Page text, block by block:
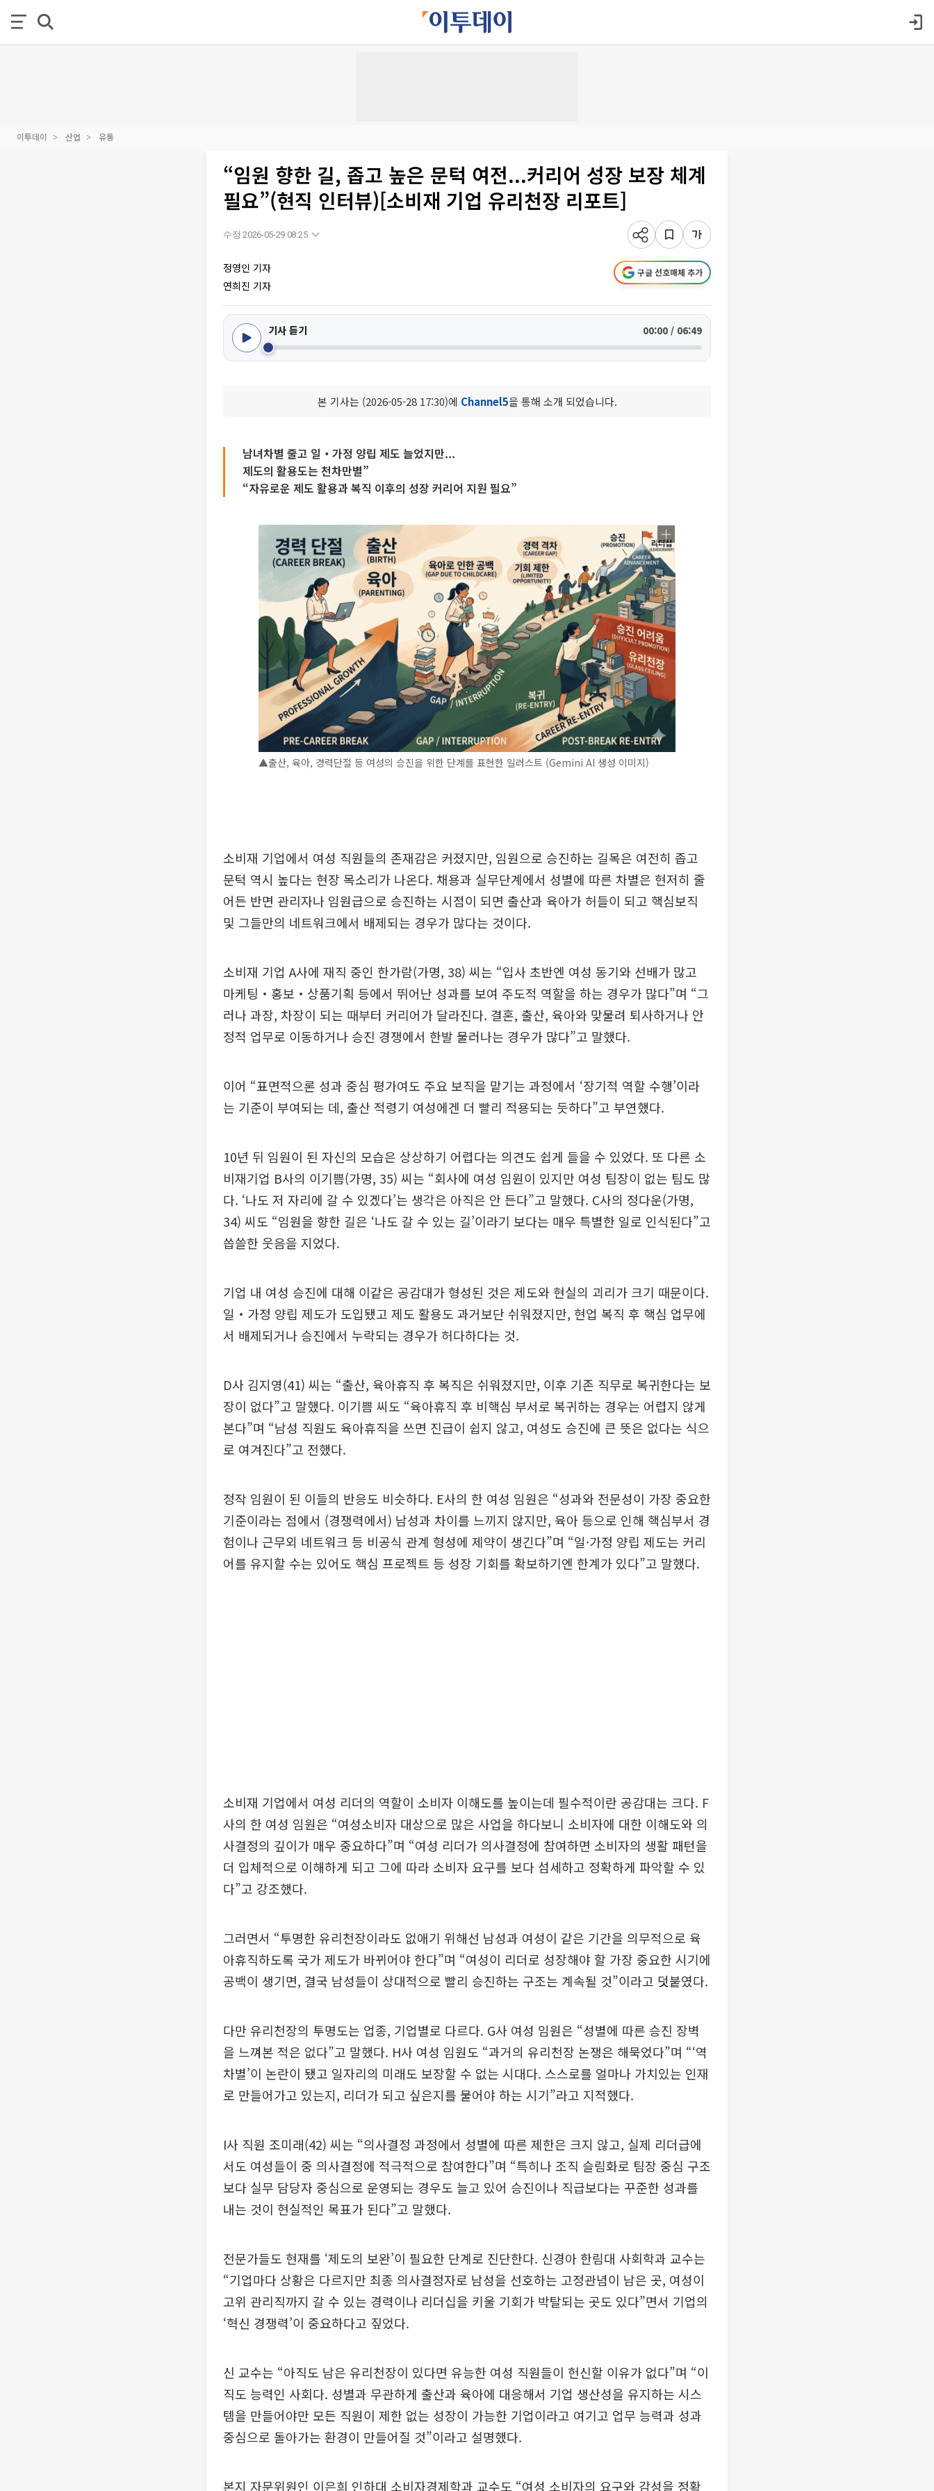
이투데이 산업 유통
“임원 향한 길, 좁고 높은 문턱 여전...커리어 성장 보장 체계
필요”(현직 인터뷰)[소비재 기업 유리천장 리포트]
수정 2026-05-29 08:25
정영인 기자
연희진 기자
구글 선호매체 추가
기사 듣기 00:00 / 06:49
본 기사는 (2026-05-28 17:30)에 Channel5을 통해 소개 되었습니다.
남녀차별 줄고 일‧가정 양립 제도 늘었지만...
제도의 활용도는 천차만별”
“자유로운 제도 활용과 복직 이후의 성장 커리어 지원 필요”
▲출산, 육아, 경력단절 등 여성의 승진을 위한 단계를 표현한 일러스트 (Gemini AI 생성 이미지)
소비재 기업에서 여성 직원들의 존재감은 커졌지만, 임원으로 승진하는 길목은 여전히 좁고
문턱 역시 높다는 현장 목소리가 나온다. 채용과 실무단계에서 성별에 따른 차별은 현저히 줄
어든 반면 관리자나 임원급으로 승진하는 시점이 되면 출산과 육아가 허들이 되고 핵심보직
및 그들만의 네트워크에서 배제되는 경우가 많다는 것이다.
소비재 기업 A사에 재직 중인 한가람(가명, 38) 씨는 “입사 초반엔 여성 동기와 선배가 많고
마케팅‧홍보‧상품기획 등에서 뛰어난 성과를 보여 주도적 역할을 하는 경우가 많다”며 “그
러나 과장, 차장이 되는 때부터 커리어가 달라진다. 결혼, 출산, 육아와 맞물려 퇴사하거나 안
정적 업무로 이동하거나 승진 경쟁에서 한발 물러나는 경우가 많다”고 말했다.
이어 “표면적으론 성과 중심 평가여도 주요 보직을 맡기는 과정에서 ‘장기적 역할 수행’이라
는 기준이 부여되는 데, 출산 적령기 여성에겐 더 빨리 적용되는 듯하다”고 부연했다.
10년 뒤 임원이 된 자신의 모습은 상상하기 어렵다는 의견도 쉽게 들을 수 있었다. 또 다른 소
비재기업 B사의 이기쁨(가명, 35) 씨는 “회사에 여성 임원이 있지만 여성 팀장이 없는 팀도 많
다. ‘나도 저 자리에 갈 수 있겠다’는 생각은 아직은 안 든다”고 말했다. C사의 정다운(가명,
34) 씨도 “임원을 향한 길은 ‘나도 갈 수 있는 길’이라기 보다는 매우 특별한 일로 인식된다”고
씁쓸한 웃음을 지었다.
기업 내 여성 승진에 대해 이같은 공감대가 형성된 것은 제도와 현실의 괴리가 크기 때문이다.
일‧가정 양립 제도가 도입됐고 제도 활용도 과거보단 쉬워졌지만, 현업 복직 후 핵심 업무에
서 배제되거나 승진에서 누락되는 경우가 허다하다는 것.
D사 김지영(41) 씨는 “출산, 육아휴직 후 복직은 쉬워졌지만, 이후 기존 직무로 복귀한다는 보
장이 없다”고 말했다. 이기쁨 씨도 “육아휴직 후 비핵심 부서로 복귀하는 경우는 어렵지 않게
본다”며 “남성 직원도 육아휴직을 쓰면 진급이 쉽지 않고, 여성도 승진에 큰 뜻은 없다는 식으
로 여겨진다”고 전했다.
정작 임원이 된 이들의 반응도 비슷하다. E사의 한 여성 임원은 “성과와 전문성이 가장 중요한
기준이라는 점에서 (경쟁력에서) 남성과 차이를 느끼지 않지만, 육아 등으로 인해 핵심부서 경
험이나 근무외 네트워크 등 비공식 관계 형성에 제약이 생긴다”며 “일·가정 양립 제도는 커리
어를 유지할 수는 있어도 핵심 프로젝트 등 성장 기회를 확보하기엔 한계가 있다”고 말했다.
소비재 기업에서 여성 리더의 역할이 소비자 이해도를 높이는데 필수적이란 공감대는 크다. F
사의 한 여성 임원은 “여성소비자 대상으로 많은 사업을 하다보니 소비자에 대한 이해도와 의
사결정의 깊이가 매우 중요하다”며 “여성 리더가 의사결정에 참여하면 소비자의 생활 패턴을
더 입체적으로 이해하게 되고 그에 따라 소비자 요구를 보다 섬세하고 정확하게 파악할 수 있
다”고 강조했다.
그러면서 “투명한 유리천장이라도 없애기 위해선 남성과 여성이 같은 기간을 의무적으로 육
아휴직하도록 국가 제도가 바뀌어야 한다”며 “여성이 리더로 성장해야 할 가장 중요한 시기에
공백이 생기면, 결국 남성들이 상대적으로 빨리 승진하는 구조는 계속될 것”이라고 덧붙였다.
다만 유리천장의 투명도는 업종, 기업별로 다르다. G사 여성 임원은 “성별에 따른 승진 장벽
을 느껴본 적은 없다”고 말했다. H사 여성 임원도 “과거의 유리천장 논쟁은 해묵었다”며 “‘역
차별’이 논란이 됐고 일자리의 미래도 보장할 수 없는 시대다. 스스로를 얼마나 가치있는 인재
로 만들어가고 있는지, 리더가 되고 싶은지를 물어야 하는 시기”라고 지적했다.
I사 직원 조미래(42) 씨는 “의사결정 과정에서 성별에 따른 제한은 크지 않고, 실제 리더급에
서도 여성들이 중 의사결정에 적극적으로 참여한다”며 “특히나 조직 슬림화로 팀장 중심 구조
보다 실무 담당자 중심으로 운영되는 경우도 늘고 있어 승진이나 직급보다는 꾸준한 성과를
내는 것이 현실적인 목표가 된다”고 말했다.
전문가들도 현재를 ‘제도의 보완’이 필요한 단계로 진단한다. 신경아 한림대 사회학과 교수는
“기업마다 상황은 다르지만 최종 의사결정자로 남성을 선호하는 고정관념이 남은 곳, 여성이
고위 관리직까지 갈 수 있는 경력이나 리더십을 키울 기회가 박탈되는 곳도 있다”면서 기업의
‘혁신 경쟁력’이 중요하다고 짚었다.
신 교수는 “아직도 남은 유리천장이 있다면 유능한 여성 직원들이 헌신할 이유가 없다”며 “이
직도 능력인 사회다. 성별과 무관하게 출산과 육아에 대응해서 기업 생산성을 유지하는 시스
템을 만들어야만 모든 직원이 제한 없는 성장이 가능한 기업이라고 여기고 업무 능력과 성과
중심으로 돌아가는 환경이 만들어질 것”이라고 설명했다.
본지 자문위원인 이은희 인하대 소비자경제학과 교수도 “여성 소비자의 요구와 감성을 정확